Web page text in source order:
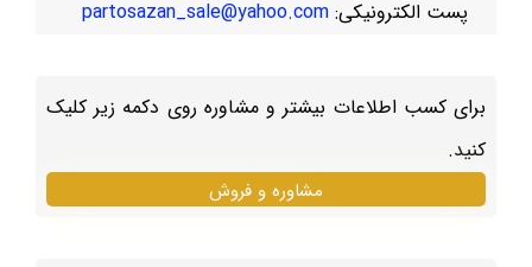
پست الکترونیکی: partosazan_sale@yahoo.com
برای کسب اطلاعات بیشتر و مشاوره روی دکمه زیر کلیک
کنید.
مشاوره و فروش